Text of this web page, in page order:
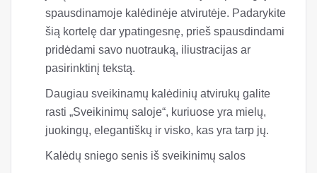
spausdinamoje kalėdinėje atvirutėje. Padarykite
šią kortelę dar ypatingesnę, prieš spausdindami
pridėdami savo nuotrauką, iliustracijas ar
pasirinktinį tekstą.
Daugiau sveikinamų kalėdinių atvirukų galite
rasti „Sveikinimų saloje“, kuriuose yra mielų,
juokingų, elegantiškų ir visko, kas yra tarp jų.
Kalėdų sniego senis iš sveikinimų salos